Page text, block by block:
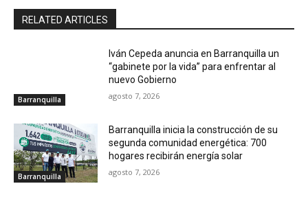
RELATED ARTICLES
Barranquilla
Iván Cepeda anuncia en Barranquilla un
“gabinete por la vida” para enfrentar al
nuevo Gobierno
agosto 7, 2026
Barranquilla
Barranquilla inicia la construcción de su
segunda comunidad energética: 700
hogares recibirán energía solar
agosto 7, 2026